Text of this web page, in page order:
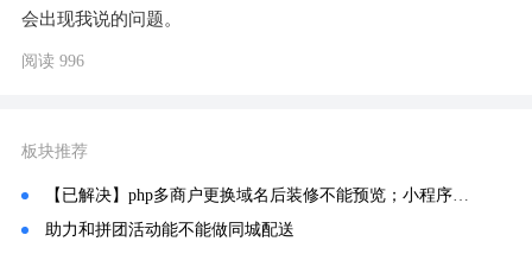
会出现我说的问题。
阅读 996
板块推荐
【已解决】php多商户更换域名后装修不能预览；小程序不能生成海报问题
助力和拼团活动能不能做同城配送